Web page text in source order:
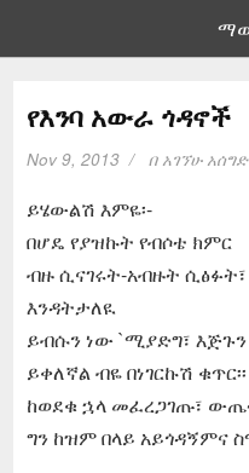
የእንባ አውራ ጎዳኖች
Nov 9, 2013 በ አገኘሁ አሰግድ
ይሄውልሽ እምዬ፡-
በሆዴ የያዝኩት የብሶቴ ክምር
ብዙ ሲናገሩት-አብዙት
እንዳትታለዪ
ይብሱን ነው `ሚያድግ፣
ይቀለኛል ብዬ በነገርኩሽ ቁጥር፡፡
ከወደቁ ኋላ መፈረጋገጡ፣
ግን ከዝም በላይ አይጎዳኝምና